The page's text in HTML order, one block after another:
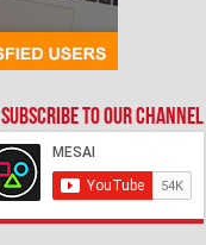
Subscribe to our Channel